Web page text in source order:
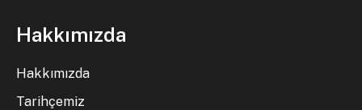
Hakkımızda
Hakkımızda
Tarihçemiz